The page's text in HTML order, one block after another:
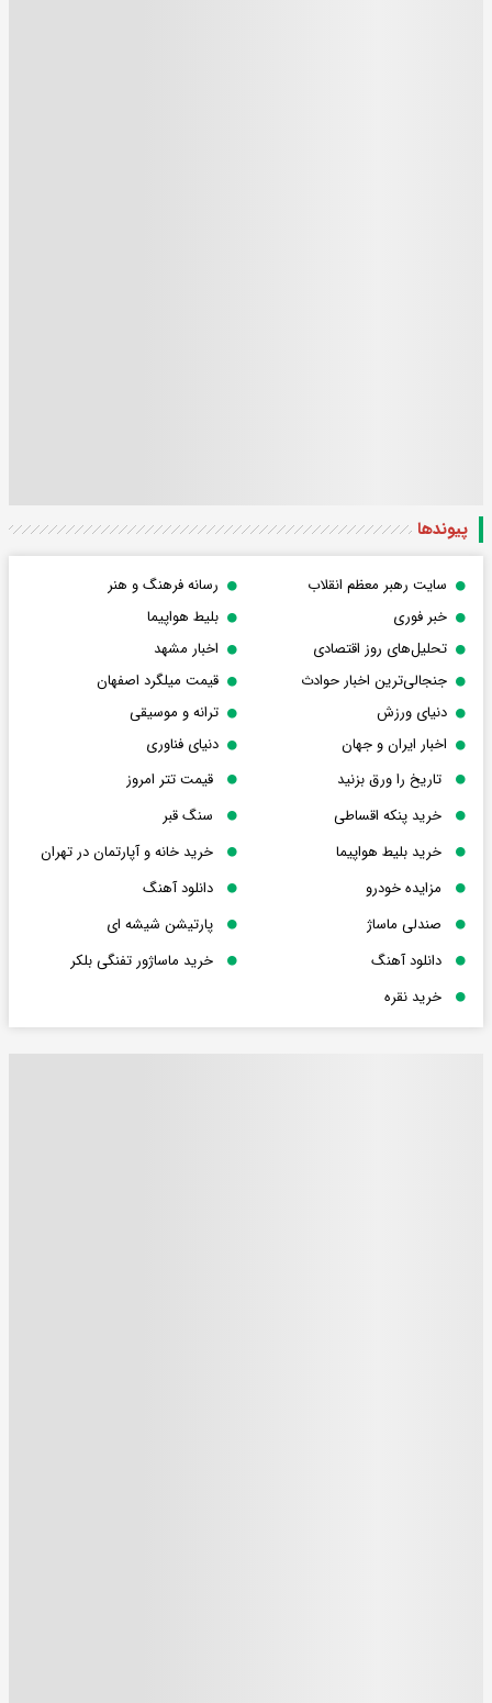
پیوندها
سایت رهبر معظم انقلاب
رسانه فرهنگ و هنر
خبر فوری
بلیط هواپیما
تحلیل‌های روز اقتصادی
اخبار مشهد
جنجالی‌ترین اخبار حوادث
قیمت میلگرد اصفهان
دنیای ورزش
ترانه و موسیقی
اخبار ایران و جهان
دنیای فناوری
تاریخ را ورق بزنید
قیمت تتر امروز
خرید پنکه اقساطی
سنگ قبر
خرید بلیط هواپیما
خرید خانه و آپارتمان در تهران
مزایده خودرو
دانلود آهنگ
صندلی ماساژ
پارتیشن شیشه ای
دانلود آهنگ
خرید ماساژور تفنگی بلکر
خرید نقره